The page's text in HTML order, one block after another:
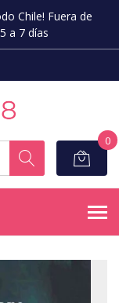
Chile! Fuera de
a 7 días
0